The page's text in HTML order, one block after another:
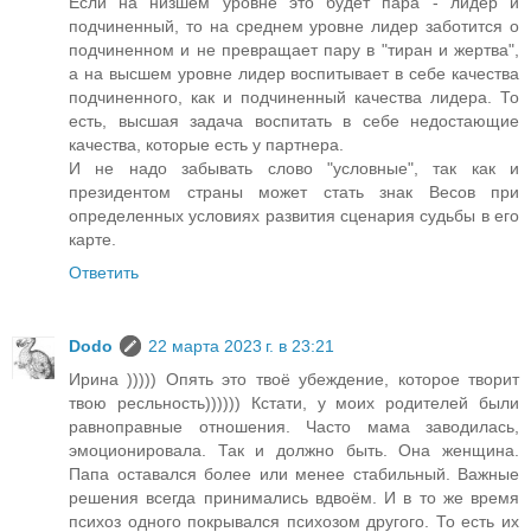
подчиненный, то на среднем уровне лидер заботится о
подчиненном и не превращает пару в "тиран и жертва",
а на высшем уровне лидер воспитывает в себе качества
подчиненного, как и подчиненный качества лидера. То
есть, высшая задача воспитать в себе недостающие
качества, которые есть у партнера.
И не надо забывать слово "условные", так как и
президентом страны может стать знак Весов при
определенных условиях развития сценария судьбы в его
карте.
Ответить
Dodo
22 марта 2023 г. в 23:21
Ирина ))))) Опять это твоё убеждение, которое творит
твою ресльность)))))) Кстати, у моих родителей были
равноправные отношения. Часто мама заводилась,
эмоционировала. Так и должно быть. Она женщина.
Папа оставался более или менее стабильный. Важные
решения всегда принимались вдвоём. И в то же время
психоз одного покрывался психозом другого. То есть их